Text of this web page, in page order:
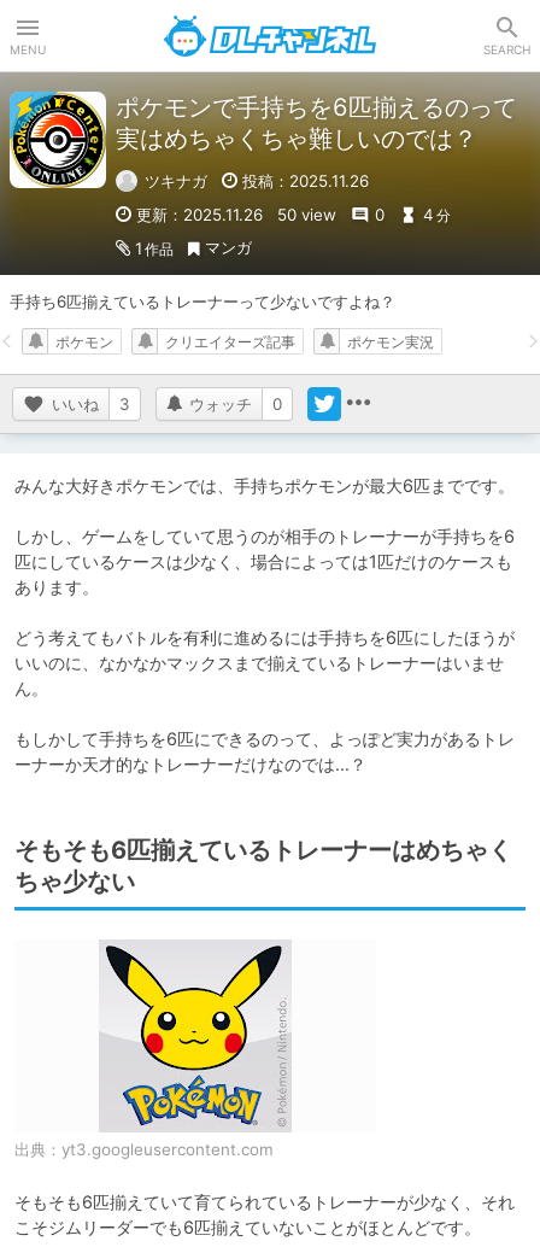
MENU SEARCH
ポケモンで手持ちを6匹揃えるのって
実はめちゃくちゃ難しいのでは？
ツキナガ
投稿：2025.11.26
更新：2025.11.26
50 view 0 4 分
1 作品 マンガ
手持ち6匹揃えているトレーナーって少ないですよね？
いいね 3 ウォッチ 0
ポケモン クリエイターズ記事 ポケモン実況
みんな大好きポケモンでは、手持ちポケモンが最大6匹までです。
しかし、ゲームをしていて思うのが相手のトレーナーが手持ちを6
匹にしているケースは少なく、場合によっては1匹だけのケースも
あります。
どう考えてもバトルを有利に進めるには手持ちを6匹にしたほうが
いいのに、なかなかマックスまで揃えているトレーナーはいませ
ん。
もしかして手持ちを6匹にできるのって、よっぽど実力があるトレ
そもそも6匹揃えているトレーナーはめちゃく
ちゃ少ない
出典： yt3.googleusercontent.com
そもそも6匹揃えていて育てられているトレーナーが少なく、それ
こそジムリーダーでも6匹揃えていないことがほとんどです。